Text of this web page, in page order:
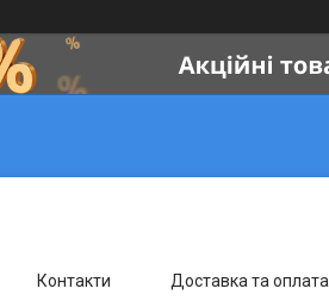
Контакти Доставка та оплата